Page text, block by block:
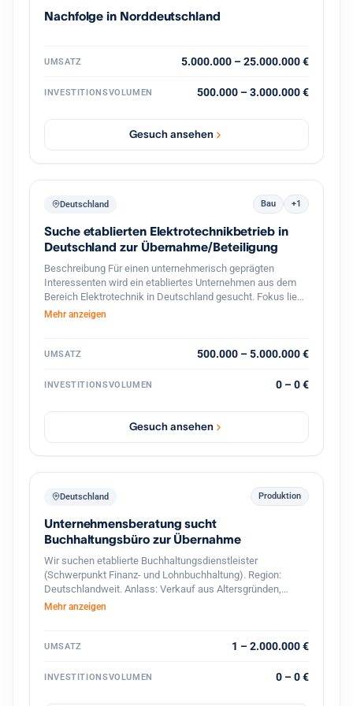
nächsten Wachstumsschritt mitgestaltet. Diskretion ist
Vertraulichkeitsvereinbarung.
Nachfolge in Norddeutschland
UMSATZ 5.000.000 – 25.000.000 €
INVESTITIONSVOLUMEN 500.000 – 3.000.000 €
Gesuch ansehen
Deutschland Bau +1
Suche etablierten Elektrotechnikbetrieb in
Deutschland zur Übernahme/Beteiligung
Beschreibung Für einen unternehmerisch geprägten
Interessenten wird ein etabliertes Unternehmen aus dem
Bereich Elektrotechnik in Deutschland gesucht. Fokus liegt
auf profitablen kleinen bis mittelständischen Betrieben mit
interessant sind Unternehmen mit Leistungen in den
Industrieelektrik Schaltschrankbau
Wartung & Service Photovoltaik / Ladeinfrastruktur
(optional) Der Interessent strebt eine langfristige
Weiterführung und Weiterentwicklung des Unternehmens
500.000 € und 5 Mio. € Standort in Deutschland PLZ-
Mehr anzeigen
UMSATZ 500.000 – 5.000.000 €
INVESTITIONSVOLUMEN 0 – 0 €
Gesuch ansehen
Deutschland Produktion
Unternehmensberatung sucht
Buchhaltungsbüro zur Übernahme
Wir suchen etablierte Buchhaltungsdienstleister
(Schwerpunkt Finanz- und Lohnbuchhaltung). Region:
Deutschlandweit. Anlass: Verkauf aus Altersgründen,
Nachfolgemangel oder strategischer Neuausrichtung.
Mehr anzeigen
UMSATZ 1 – 2.000.000 €
INVESTITIONSVOLUMEN 0 – 0 €